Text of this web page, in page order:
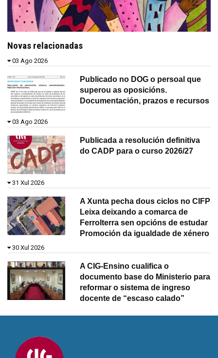
Novas relacionadas
03 Ago 2026
Publicado no DOG o persoal que
superou as oposicións.
Documentación, prazos e recursos
03 Ago 2026
Publicada a resolución definitiva
do CADP para o curso 2026/27
31 Xul 2026
A Xunta pecha dous ciclos no CIFP
Leixa deixando a comarca de
Ferrolterra sen opcións de estudar
Promoción da igualdade de xénero
30 Xul 2026
A CIG-Ensino cualifica o
documento base do Ministerio para
reformar o sistema de ingreso
docente de “escaso calado”